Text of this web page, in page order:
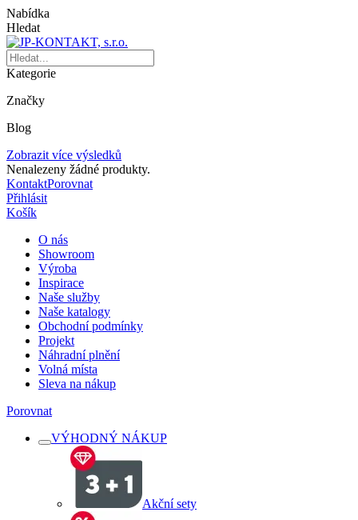
Nabídka
Hledat
Kategorie
Značky
Blog
Zobrazit více výsledků
Nenalezeny žádné produkty.
KontaktPorovnat
Přihlásit
Košík
O nás
Showroom
Výroba
Inspirace
Naše služby
Naše katalogy
Obchodní podmínky
Projekt
Náhradní plnění
Volná místa
Sleva na nákup
Porovnat
VÝHODNÝ NÁKUP
Akční sety